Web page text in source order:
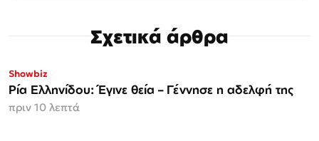
Σχετικά άρθρα
Showbiz
Ρία Ελληνίδου: Έγινε θεία – Γέννησε η αδελφή της
πριν 10 λεπτά